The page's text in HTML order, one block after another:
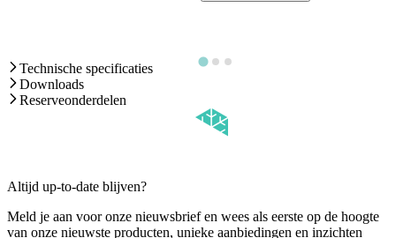
Technische specificaties
Downloads
Reserveonderdelen
Altijd up-to-date blijven?
Meld je aan voor onze nieuwsbrief en wees als eerste op de hoogte
van onze nieuwste producten, unieke aanbiedingen en inzichten